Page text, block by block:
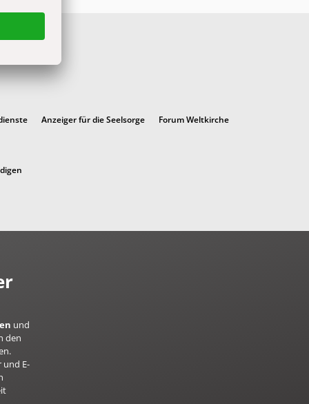
Anzeiger für die Seelsorge Forum Weltkirche
und
den
E-